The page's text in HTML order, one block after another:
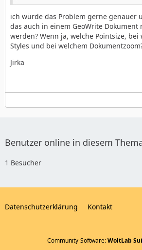
Die beiden folgenden
ich würde das Problem gerne genauer
das auch in einem GeoWrite Dokument
werden? Wenn ja, welche Pointsize, bei
Styles und bei welchem
Jirka
Benutzer online in diesem
1 Besucher
Datenschutzerklärung Kontakt
Community-Software:WoltLab